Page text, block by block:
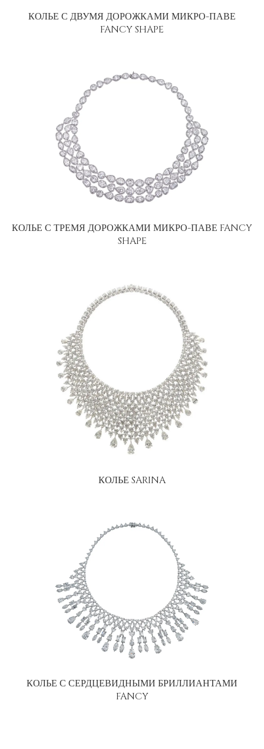
КОЛЬЕ С ДВУМЯ ДОРОЖКАМИ МИКРО-ПАВЕ
FANCY SHAPE
КОЛЬЕ С ТРЕМЯ ДОРОЖКАМИ МИКРО-ПАВЕ FANCY
SHAPE
КОЛЬЕ SARINA
КОЛЬЕ С СЕРДЦЕВИДНЫМИ БРИЛЛИАНТАМИ
FANCY